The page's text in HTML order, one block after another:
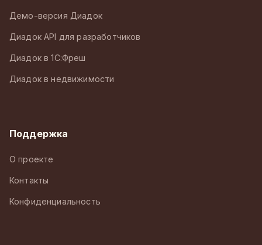
Демо-версия Диадок
Диадок API для разработчиков
Диадок в 1С:Фреш
Диадок в недвижимости
Поддержка
О проекте
Контакты
Конфиденциальность